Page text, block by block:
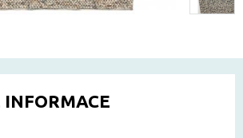
INFORMACE